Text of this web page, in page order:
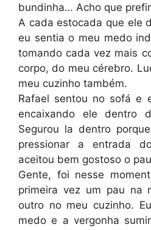
bundinha… Acho que
A cada estocada que ele
eu sentia o meu medo
tomando cada vez mais
corpo, do meu cérebro.
meu cuzinho também.
Rafael sentou no sofá e
encaixando ele dentro
Segurou la dentro
pressionar a entrada
aceitou bem gostoso o
Gente, foi nesse
primeira vez um pau na
outro no meu cuzinho.
medo e a vergonha